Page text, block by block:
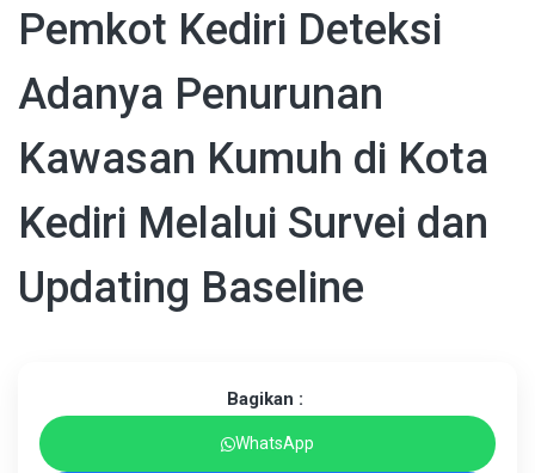
Pemkot Kediri Deteksi
Adanya Penurunan
Kawasan Kumuh di Kota
Kediri Melalui Survei dan
Updating Baseline
Bagikan :
WhatsApp